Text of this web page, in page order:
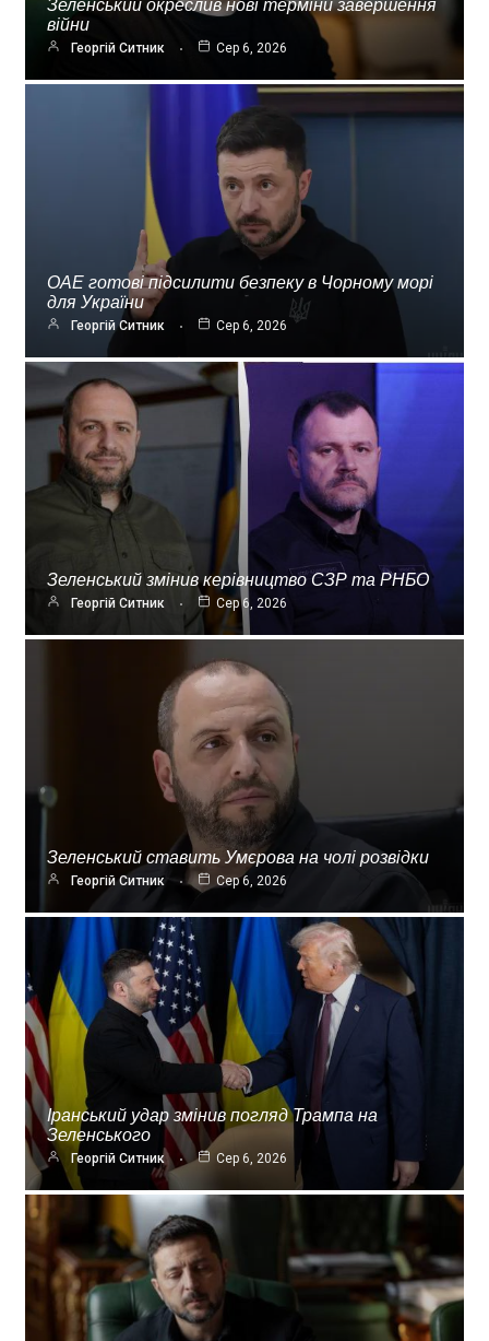
Зеленський окреслив нові терміни завершення
війни
Георгій Ситник Сер 6, 2026
ОАЕ готові підсилити безпеку в Чорному морі
для України
Георгій Ситник Сер 6, 2026
Зеленський змінив керівництво СЗР та РНБО
Георгій Ситник Сер 6, 2026
Зеленський ставить Умєрова на чолі розвідки
Георгій Ситник Сер 6, 2026
Іранський удар змінив погляд Трампа на
Зеленського
Георгій Ситник Сер 6, 2026